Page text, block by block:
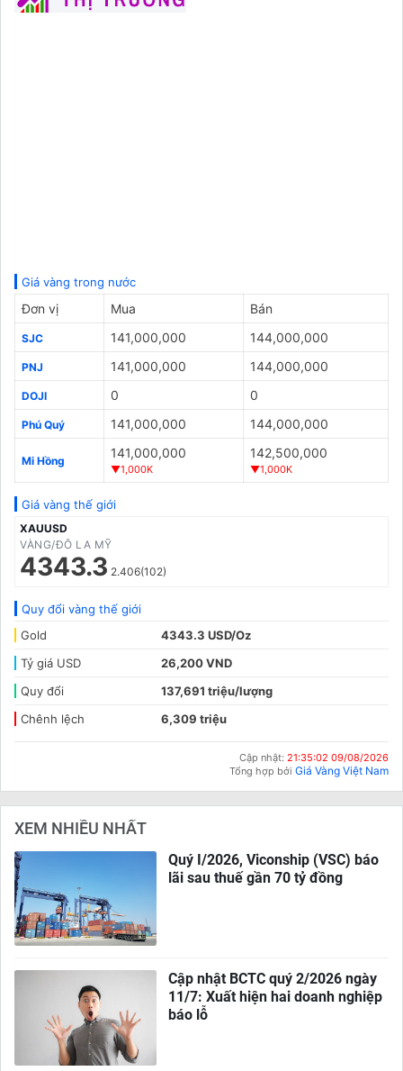
Giá vàng trong nước
Đơn vị Mua Bán
SJC 141,000,000 144,000,000
PNJ 141,000,000 144,000,000
DOJI 0 0
Phú Quý 141,000,000 144,000,000
Mi Hồng
141,000,000
▼1,000K
142,500,000
▼1,000K
Giá vàng thế giới
XAUUSD
VÀNG/ĐÔ LA MỸ
4343.3 2.406(102)
Quy đổi vàng thế giới
Gold
4343.3 USD/Oz
Tỷ giá USD
26,200 VND
Quy đổi
137,691 triệu/lượng
Chênh lệch
6,309 triệu
Cập nhật: 21:35:02 09/08/2026
Tổng hợp bởi Giá Vàng Việt Nam
XEM NHIỀU NHẤT
Quý I/2026, Viconship (VSC) báo
lãi sau thuế gần 70 tỷ đồng
Cập nhật BCTC quý 2/2026 ngày
11/7: Xuất hiện hai doanh nghiệp
báo lỗ